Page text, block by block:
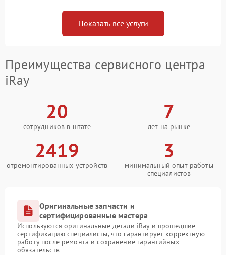
Показать все услуги
Преимущества сервисного центра
iRay
20
сотрудников в штате
7
лет на рынке
2419
отремонтированных устройств
3
минимальный опыт работы
специалистов
Оригинальные запчасти и
сертифицированные мастера
Используются оригинальные детали iRay и прошедшие
сертификацию специалисты, что гарантирует корректную
работу после ремонта и сохранение гарантийных
обязательств